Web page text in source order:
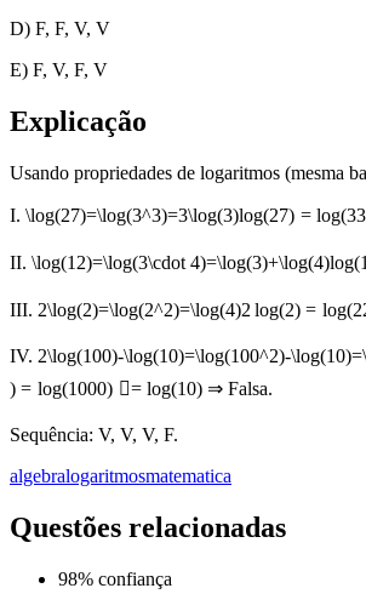
D) F, F, V, V
E) F, V, F, V
Explicação
Usando propriedades de logaritmos (mesma
I. \log(27)=\log(3^3)=3\log(3)log(27) = log(33
II. \log(12)=\log(3\cdot 4)=\log(3)+\log(4)log(
III. 2\log(2)=\log(2^2)=\log(4)2 log(2) = log(2
IV. 2\log(100)-\log(10)=\log(100^2)-
) = log(1000) = log(10) ⇒ Falsa.
Sequência: V, V, V, F.
algebralogaritmosmatematica
Questões relacionadas
98% confiança